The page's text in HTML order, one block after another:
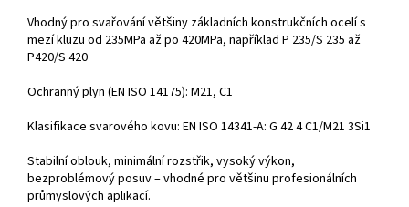
Vhodný pro svařování většiny základních konstrukčních ocelí s
mezí kluzu od 235MPa až po 420MPa, například P 235/S 235 až
P420/S 420
Ochranný plyn (EN ISO 14175): M21, C1
Klasifikace svarového kovu: EN ISO 14341-A: G 42 4 C1/M21 3Si1
Stabilní oblouk, minimální rozstřik, vysoký výkon,
bezproblémový posuv – vhodné pro většinu profesionálních
průmyslových aplikací.